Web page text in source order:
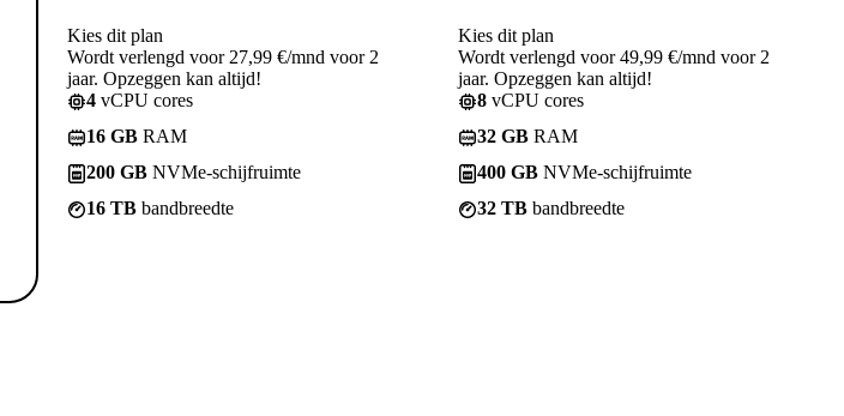
Kies dit plan
Wordt verlengd voor 27,99 €/mnd voor 2
jaar. Opzeggen kan altijd!
4 vCPU cores
16 GB RAM
200 GB NVMe-schijfruimte
16 TB bandbreedte
Kies dit plan
Wordt verlengd voor 49,99 €/mnd voor 2
jaar. Opzeggen kan altijd!
8 vCPU cores
32 GB RAM
400 GB NVMe-schijfruimte
32 TB bandbreedte